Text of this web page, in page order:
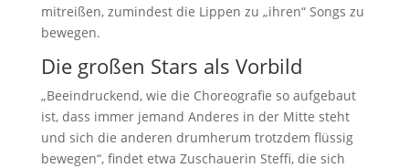
mitreißen, zumindest die Lippen zu „ihren“ Songs zu
bewegen.
Die großen Stars als Vorbild
„Beeindruckend, wie die Choreografie so aufgebaut
ist, dass immer jemand Anderes in der Mitte steht
und sich die anderen drumherum trotzdem flüssig
bewegen“, findet etwa Zuschauerin Steffi, die sich